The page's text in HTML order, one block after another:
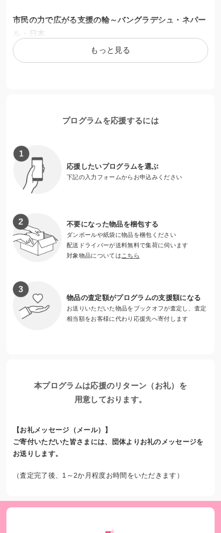
市民の力で広がる支援の輪～バングラデシュ・ネパー
ル・日本
バングラデシュでは、家事使用人として働く少女たちを支援
見提出などを通じて、防災への当事者意識を高める活動を行
日本では、東京都新宿区を中心とした多文化共生の取り組み
のほか、フェアトレードの普及・販売や、講演会・イベン
ト、ボランティア活動など、国際協力への市民参加を広く推
進しています。
もっと見る
プログラムを応援するには
応援したいプログラムを選ぶ
下記の入力フォームからお申込みください
不要になった物品を梱包する
ダンボールや紙袋に物品を梱包ください
配送ドライバーが送料無料で集荷に伺います
対象物品については こちら
物品の査定額がプログラムの支援額になる
お送りいただいた物品をブックオフが査定し、査定
相当額をお客様に代わり応援先へ寄付します
本プログラムは応援のリターン（お礼）を
用意しております。
【お礼メッセージ（メール）】
ご寄付いただいた皆さまには、団体よりお礼のメッセージを
お送りします。
（査定完了後、1～2か月程度お時間をいただきます）